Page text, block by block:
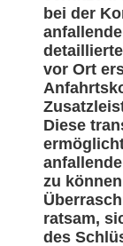
bei der
vor Ort
Diese
zu
ratsam,
des